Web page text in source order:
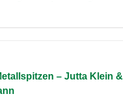
– Jutta Klein &